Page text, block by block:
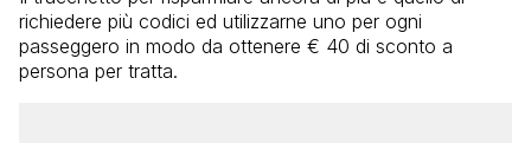
richiedere più codici ed utilizzarne uno per ogni
passeggero in modo da ottenere € 40 di sconto a
persona per tratta.